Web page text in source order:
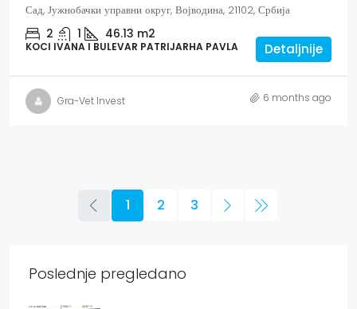
Сад, Јужнобачки управни округ, Војводина, 21102, Србија
2 1 46.13 m2
KOCI IVANA I BULEVAR PATRIJARHA PAVLA Detaljnije
Gra-Vet Invest 6 months ago
1 2 3
Poslednje pregledano